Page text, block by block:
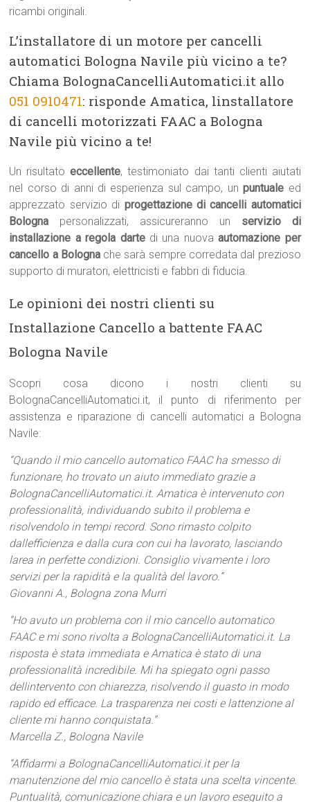
ricambi originali.
L’installatore di un motore per cancelli
automatici Bologna Navile più vicino a te?
Chiama BolognaCancelliAutomatici.it allo
051 0910471: risponde Amatica, linstallatore
di cancelli motorizzati FAAC a Bologna
Navile più vicino a te!
Un risultatoeccellente, testimoniato dai tanti clienti aiutati
nel corso di anni di esperienza sul campo, unpuntuale ed
apprezzato servizio di progettazione di cancelli automatici
Bologna personalizzati, assicureranno un servizio di
installazione a regola dartedi una nuovaautomazione per
cancello a Bologna che sarà sempre corredata dal prezioso
supporto di muratori, elettricisti e fabbri di fiducia.
Le opinioni dei nostri clienti su
Installazione Cancello a battente FAAC
Bologna Navile
Scopri cosa dicono i nostri clienti su
BolognaCancelliAutomatici.it, il punto di riferimento per
assistenza e riparazione di cancelli automatici a Bologna
Navile:
“Quando il mio cancello automatico FAAC ha smesso di
funzionare, ho trovato un aiuto immediato grazie a
BolognaCancelliAutomatici.it. Amatica è intervenuto con
professionalità, individuando subito il problema e
risolvendolo in tempi record. Sono rimasto colpito
dallefficienza e dalla cura con cui ha lavorato, lasciando
larea in perfette condizioni. Consiglio vivamente i loro
servizi per la rapidità e la qualità del lavoro.”
Giovanni A., Bologna zona Murri
“Ho avuto un problema con il mio cancello automatico
FAAC e mi sono rivolta a BolognaCancelliAutomatici.it. La
risposta è stata immediata e Amatica è stato di una
professionalità incredibile. Mi ha spiegato ogni passo
dellintervento con chiarezza, risolvendo il guasto in modo
rapido ed efficace. La trasparenza nei costi e lattenzione al
cliente mi hanno conquistata.”
Marcella Z., Bologna Navile
“Affidarmi a BolognaCancelliAutomatici.it per la
manutenzione del mio cancello è stata una scelta vincente.
Puntualità, comunicazione chiara e un lavoro eseguito a